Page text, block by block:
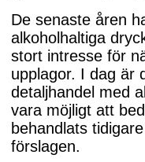
De senaste åren
alkoholhaltiga
stort intresse för
upplagor. I dag är
detaljhandel med
vara möjligt att
behandlats
förslagen.